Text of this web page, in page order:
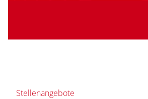
Stellenangebote